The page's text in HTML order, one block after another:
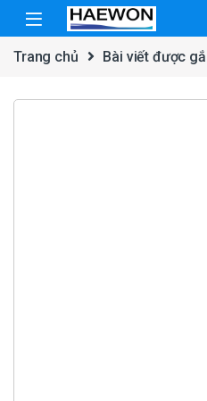
Skip to navigation
Skip to content
Trang chủ Bài viết được